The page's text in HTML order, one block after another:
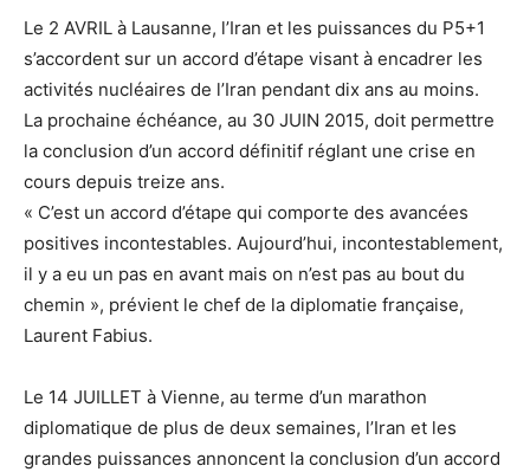
Le 2 AVRIL à Lausanne, l’Iran et les puissances du P5+1
s’accordent sur un accord d’étape visant à encadrer les
activités nucléaires de l’Iran pendant dix ans au moins.
La prochaine échéance, au 30 JUIN 2015, doit permettre
la conclusion d’un accord définitif réglant une crise en
cours depuis treize ans.
« C’est un accord d’étape qui comporte des avancées
positives incontestables. Aujourd’hui, incontestablement,
il y a eu un pas en avant mais on n’est pas au bout du
chemin », prévient le chef de la diplomatie française,
Laurent Fabius.
Le 14 JUILLET à Vienne, au terme d’un marathon
diplomatique de plus de deux semaines, l’Iran et les
grandes puissances annoncent la conclusion d’un accord